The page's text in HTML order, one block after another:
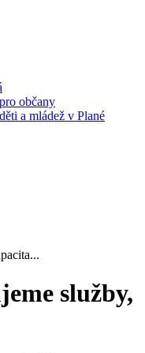
občany
a mládež v Plané
služby,